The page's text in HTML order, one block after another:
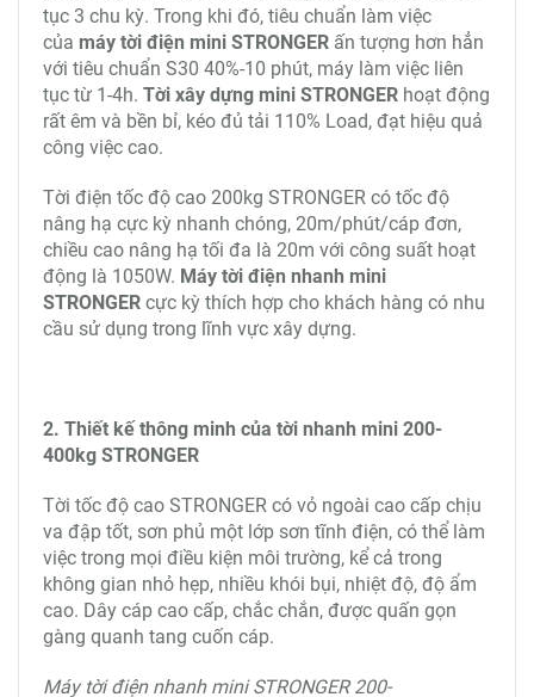
1. Tời nhanh mini 200-400kg STRONGER hoạt động
với công suất mạnh mẽ
Motor máy Máy tời điện nhanh mini STRONGER làm
từ 100% dây đồng. Khi M5s tiến hành kiểm tra máy
thì thông số cực kỳ ấn tượng. Cụ thể:
- Tải thực nghiệm: Tời điện STRONGER có sức
nâng 110% tải thực tế, 125% tải tĩnh.
- Kiểm tra độ bền: Máy tời điện nhanh mini
nhanh STRONGER hoạt động 2000 vòng lặp với
110% tải, chiều cao thực nghiệm là 3m.
tục 3 chu kỳ. Trong khi đó, tiêu chuẩn làm việc
củamáy tời điện mini STRONGER
tục từ 1-4h.Tời xây dựng mini STRONGERhoạt động
rất êm và bền bỉ, kéo đủ tải 110% Load, đạt hiệu quả
công việc cao.
Tời điện tốc độ cao 200kg STRONGER có tốc độ
nâng hạ cực kỳ nhanh chóng, 20m/phút/cáp đơn,